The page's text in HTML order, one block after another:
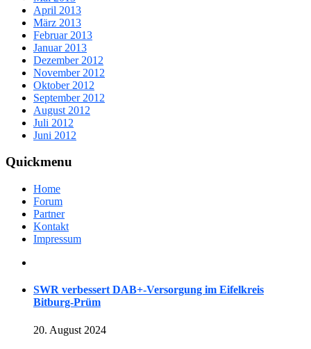
April 2013
März 2013
Februar 2013
Januar 2013
Dezember 2012
November 2012
Oktober 2012
September 2012
August 2012
Juli 2012
Juni 2012
Quickmenu
Home
Forum
Partner
Kontakt
Impressum
SWR verbessert DAB+-Versorgung im Eifelkreis
Bitburg-Prüm
20. August 2024